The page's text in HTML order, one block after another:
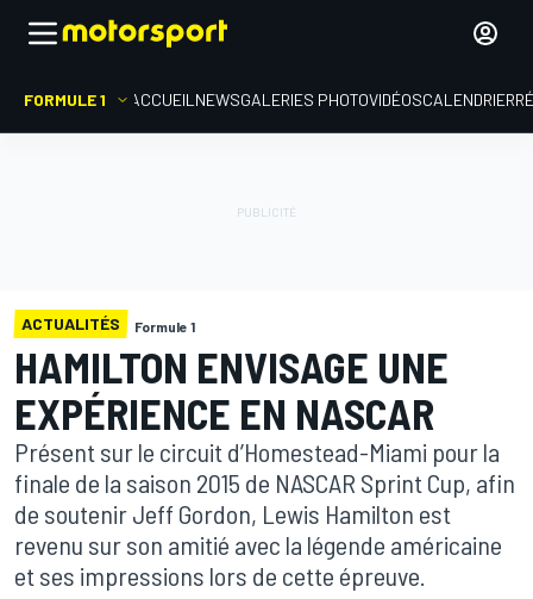
FORMULE 1 ACCUEIL NEWSGALERIES PHOTOVIDÉOSCALENDRIER
ACTUALITÉS Formule 1
HAMILTON ENVISAGE UNE
EXPÉRIENCE EN NASCAR
Présent sur le circuit d’Homestead-Miami pour la
finale de la saison 2015 de NASCAR Sprint Cup, afin
de soutenir Jeff Gordon, Lewis Hamilton est
revenu sur son amitié avec la légende américaine
et ses impressions lors de cette épreuve.